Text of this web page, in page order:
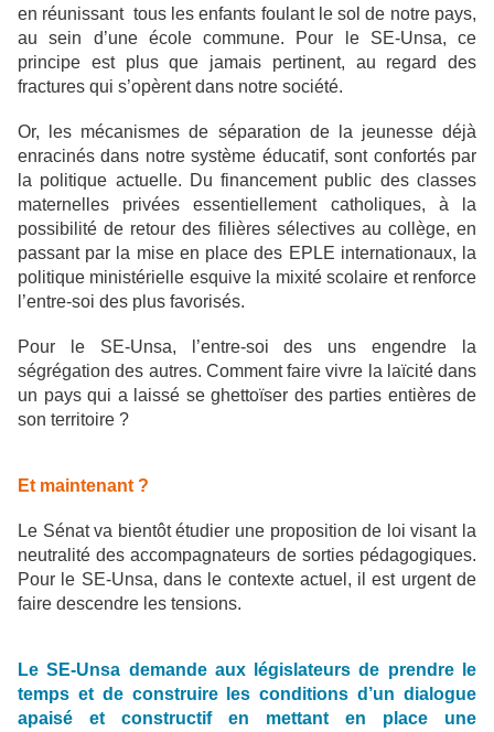
en réunissant tous les enfants foulant le sol de notre pays,
au sein d’une école commune. Pour le SE-Unsa, ce
principe est plus que jamais pertinent, au regard des
fractures qui s’opèrent dans notre société.
Or, les mécanismes de séparation de la jeunesse déjà
enracinés dans notre système éducatif, sont confortés par
la politique actuelle. Du financement public des classes
maternelles privées essentiellement catholiques, à la
possibilité de retour des filières sélectives au collège, en
passant par la mise en place des EPLE internationaux, la
politique ministérielle esquive la mixité scolaire et renforce
l’entre-soi des plus favorisés.
Pour le SE-Unsa, l’entre-soi des uns engendre la
ségrégation des autres. Comment faire vivre la laïcité dans
un pays qui a laissé se ghettoïser des parties entières de
son territoire ?
Et maintenant ?
Le Sénat va bientôt étudier une proposition de loi visant la
neutralité des accompagnateurs de sorties pédagogiques.
Pour le SE-Unsa, dans le contexte actuel, il est urgent de
faire descendre les tensions.
Le SE-Unsa demande aux législateurs de prendre le
temps et de construire les conditions d’un dialogue
apaisé et constructif en mettant en place une